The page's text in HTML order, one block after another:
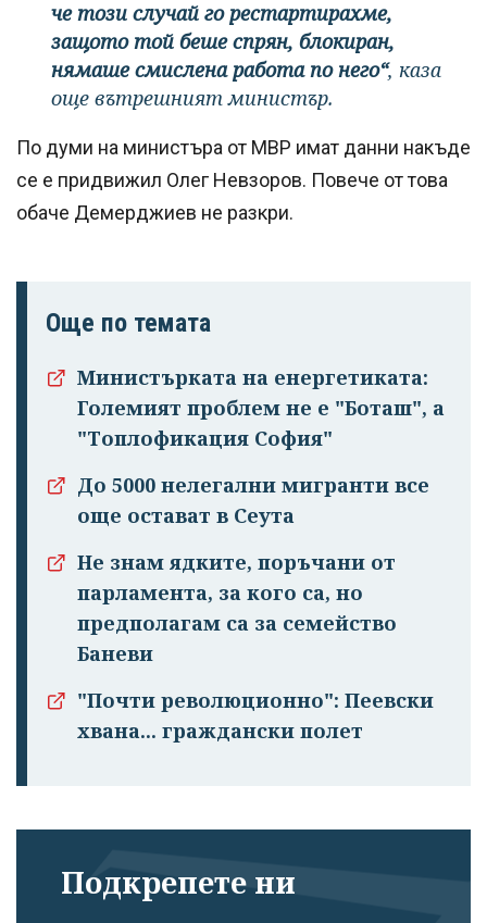
че този случай го рестартирахме,
защото той беше спрян, блокиран,
нямаше смисленаработа по него“, каза
още вътрешният министър.
По думи на министъра от МВР имат данни накъде
се е придвижил Олег Невзоров. Повече от това
обаче Демерджиев не разкри.
Още по темата
Министърката на енергетиката:
Големият проблем не е "Боташ", а
"Топлофикация София"
До 5000 нелегални мигранти все
още остават в Сеута
Не знам ядките, поръчани от
парламента, за кого са, но
предполагам са за семейство
Баневи
"Почти революционно": Пеевски
хвана... граждански полет
Подкрепете ни